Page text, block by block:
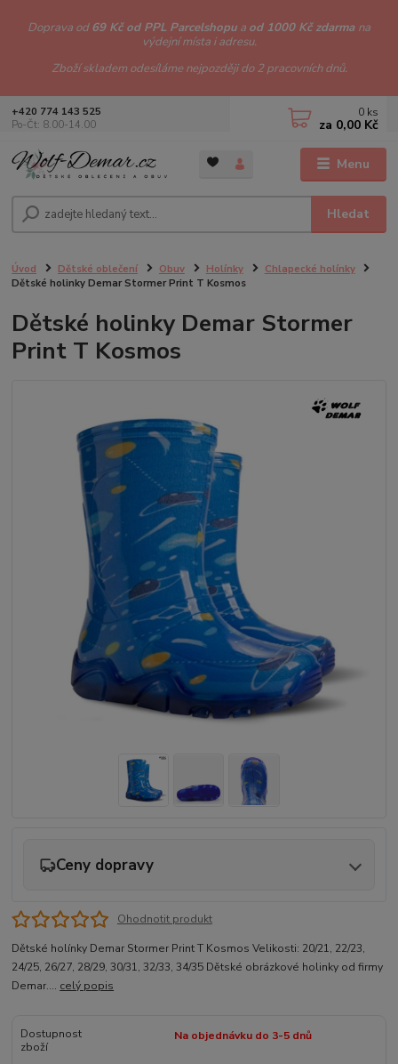
Doprava od69 Kč od PPL Parcelshopu a od 1000 Kč zdarma na
výdejní místa i adresu.
Zboží skladem odesíláme nejpozději do 2 pracovních dnů.
Menu
Hledat
+420 774 143 525
Po-Čt: 8.00-14.00
0 ks
za 0,00 Kč
Úvod Dětské oblečení Obuv Holínky
Chlapecké holínky
Dětské holinky Demar Stormer Print T Kosmos
Dětské holinky Demar Stormer
Print T Kosmos
Ceny dopravy
Ohodnotit produkt
Dětské holínky Demar Stormer Print T Kosmos Velikosti: 20/21, 22/23,
24/25, 26/27, 28/29, 30/31, 32/33, 34/35 Dětské obrázkové holinky od firmy
Demar.... celý popis
Dostupnost
zboží
Na objednávku do 3-5 dnů